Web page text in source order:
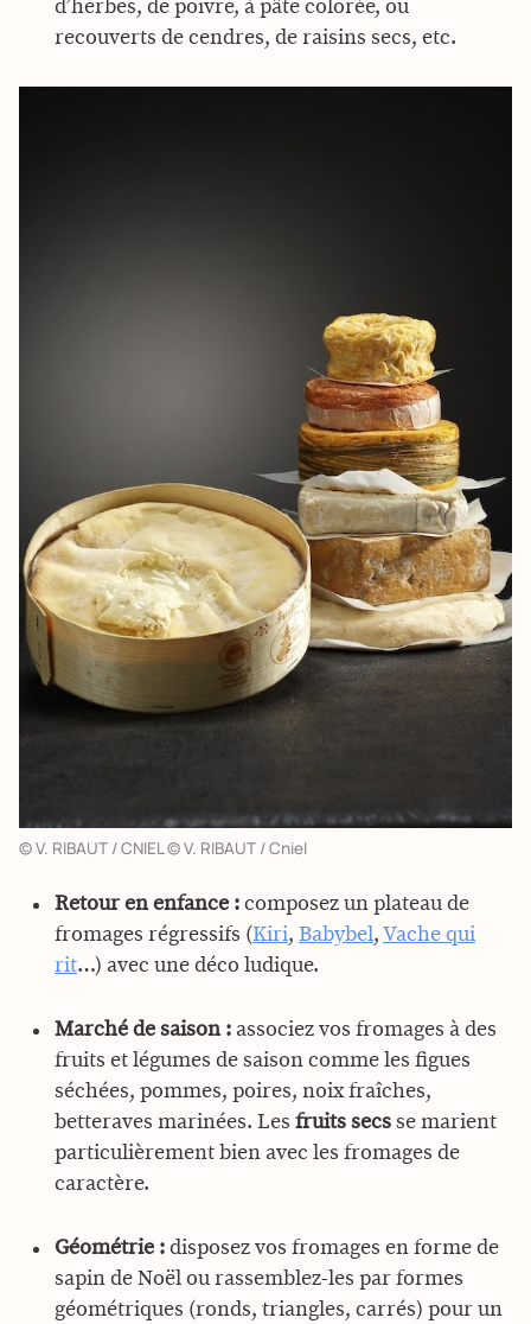
d’herbes, de poivre, à pâte colorée, ou
recouverts de cendres, de raisins secs, etc.
© V. RIBAUT / CNIEL © V. RIBAUT / Cniel
Retour en enfance : composez un plateau de
fromages régressifs (Kiri, Babybel, Vache qui
rit…) avec une déco ludique.
Marché de saison : associez vos fromages à des
fruits et légumes de saison comme les figues
séchées, pommes, poires, noix fraîches,
betteraves marinées. Les fruits secs se marient
particulièrement bien avec les fromages de
caractère.
Géométrie : disposez vos fromages en forme de
sapin de Noël ou rassemblez-les par formes
géométriques (ronds, triangles, carrés) pour un